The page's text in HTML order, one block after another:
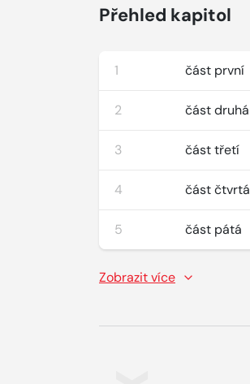
Přehled kapitol
1 část první
2 část druhá
3 část třetí
4 část čtvrtá
5 část pátá
Zobrazit více